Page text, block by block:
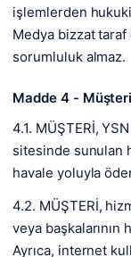
işlemlerden
Medya bizzat
sorumluluk almaz.
Madde 4 -
4.1. MÜŞTERİ,
sitesinde sunulan
havale yoluyla
4.2. MÜŞTERİ,
veya başkalarının
Ayrıca, internet